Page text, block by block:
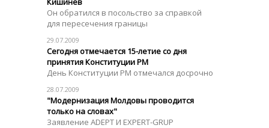
Он обратился в посольство за справкой
для пересечения границы
29.07.2009
Сегодня отмечается 15-летие со дня
принятия Конституции РМ
День Конституции РМ отмечался досрочно
28.07.2009
"Модернизация Молдовы проводится
только на словах"
Заявление АDEPT И EXPERT-GRUP